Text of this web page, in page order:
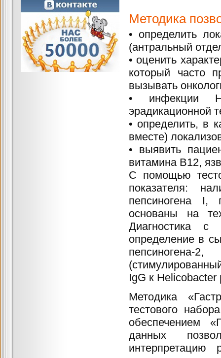
Методика
• определить
(антральный
• оценить
который часто
вызывать
• инфекции
эрадикационной
• определить, в
вместе)
• выявить
витамина В12,
С помощью
показателя:
пепсиногена I,
основаны на
Диагностика с
определение в
пепсиногена-
IgG к Helicobacter
Методика
тестового
обеспечением
данных
интерпретацию